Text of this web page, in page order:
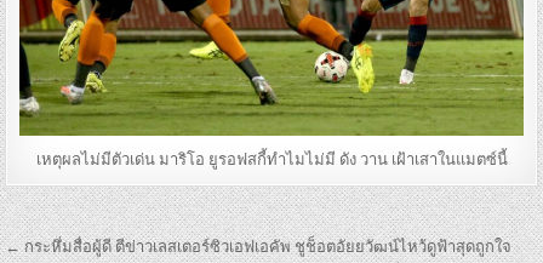
เหตุผลไม่มีตัวเด่น มาริโอ ยูรอฟสกี้ทำไมไม่มี ดัง วาน เฝ้าเสาในแมตซ์นี้
เมนู
← กระหึ่มสื่อผู้ดี ตีข่าวเลสเตอร์ซิวเอฟเอคัพ ชูช็อตอัยยวัฒน์ไหว้ดูฟ้าสุดถูกใจ